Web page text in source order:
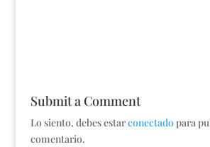
Submit a Comment
Lo siento, debes estarconectadopara
comentario.